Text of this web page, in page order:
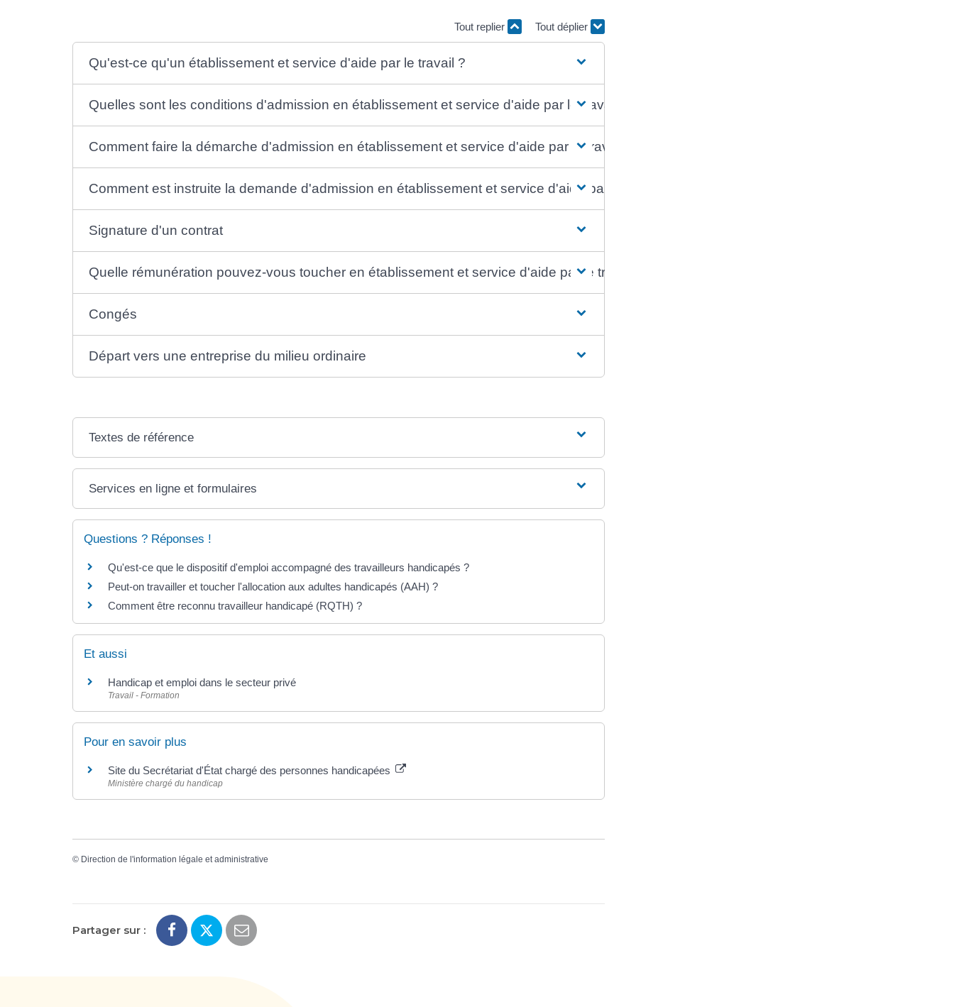
Tout replier Tout déplier
Qu'est-ce qu'un établissement et service d'aide par le travail ?
Quelles sont les conditions d'admission en établissement et service d'aide par le travail ?
Comment faire la démarche d'admission en établissement et service d'aide par le travail ?
Comment est instruite la demande d'admission en établissement et service d'aide par le travail ?
Signature d'un contrat
Quelle rémunération pouvez-vous toucher en établissement et service d'aide par le travail ?
Congés
Départ vers une entreprise du milieu ordinaire
Textes de référence
Services en ligne et formulaires
Questions ? Réponses !
Qu'est-ce que le dispositif d'emploi accompagné des travailleurs handicapés ?
Peut-on travailler et toucher l'allocation aux adultes handicapés (AAH) ?
Comment être reconnu travailleur handicapé (RQTH) ?
Et aussi
Handicap et emploi dans le secteur privé
Travail - Formation
Pour en savoir plus
Site du Secrétariat d'État chargé des personnes handicapées
Ministère chargé du handicap
© Direction de l'information légale et administrative
Partager sur :